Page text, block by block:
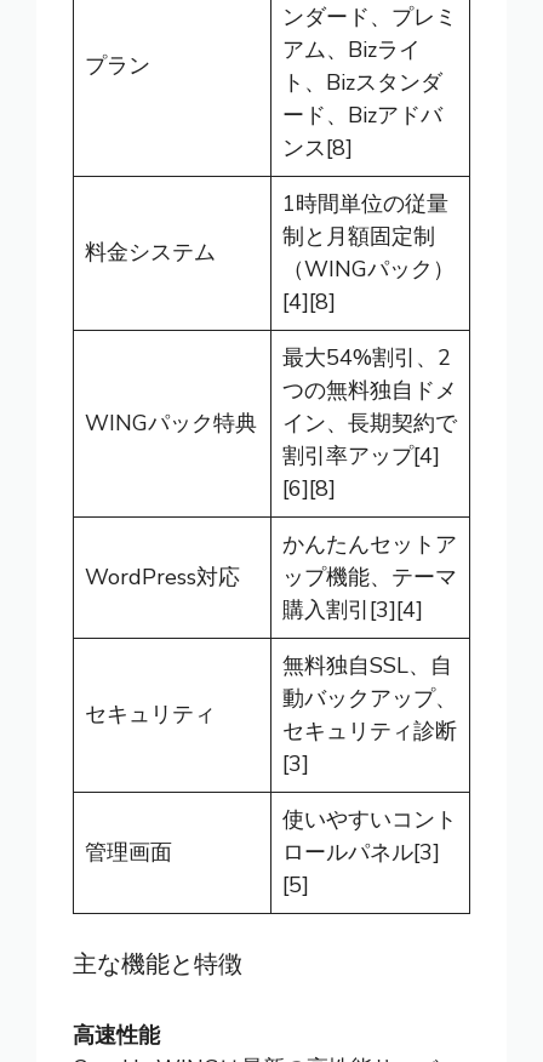
プラン
ンダード、プレミ
アム、Bizライ
ト、Bizスタンダ
ード、Bizアドバ
ンス[8]
料金システム
1時間単位の従量
制と月額固定制
（WINGパック）
[4][8]
WINGパック特典
最大54%割引、2
つの無料独自ドメ
イン、長期契約で
割引率アップ[4]
[6][8]
WordPress対応
かんたんセットア
ップ機能、テーマ
購入割引[3][4]
セキュリティ
無料独自SSL、自
動バックアップ、
セキュリティ診断
[3]
管理画面
使いやすいコント
ロールパネル[3]
[5]
主な機能と特徴
高速性能